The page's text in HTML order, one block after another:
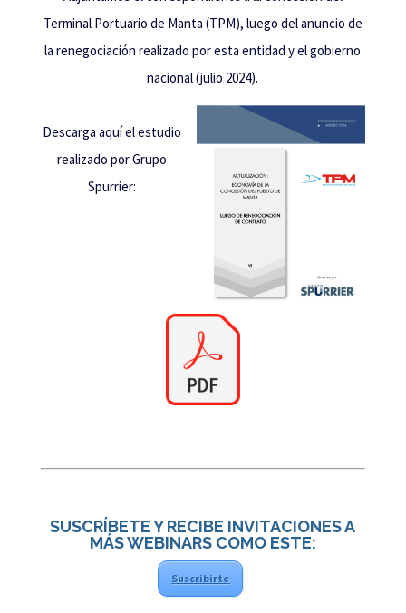
Terminal Portuario de Manta (TPM), luego del anuncio de
la renegociación realizado por esta entidad y el gobierno
nacional (julio 2024).
Descarga aquí el estudio
realizado por Grupo
Spurrier:
SUSCRÍBETE Y RECIBE INVITACIONES A
MÁS WEBINARS COMO ESTE:
Suscribirte